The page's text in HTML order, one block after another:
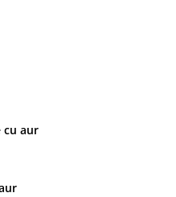
cu aur